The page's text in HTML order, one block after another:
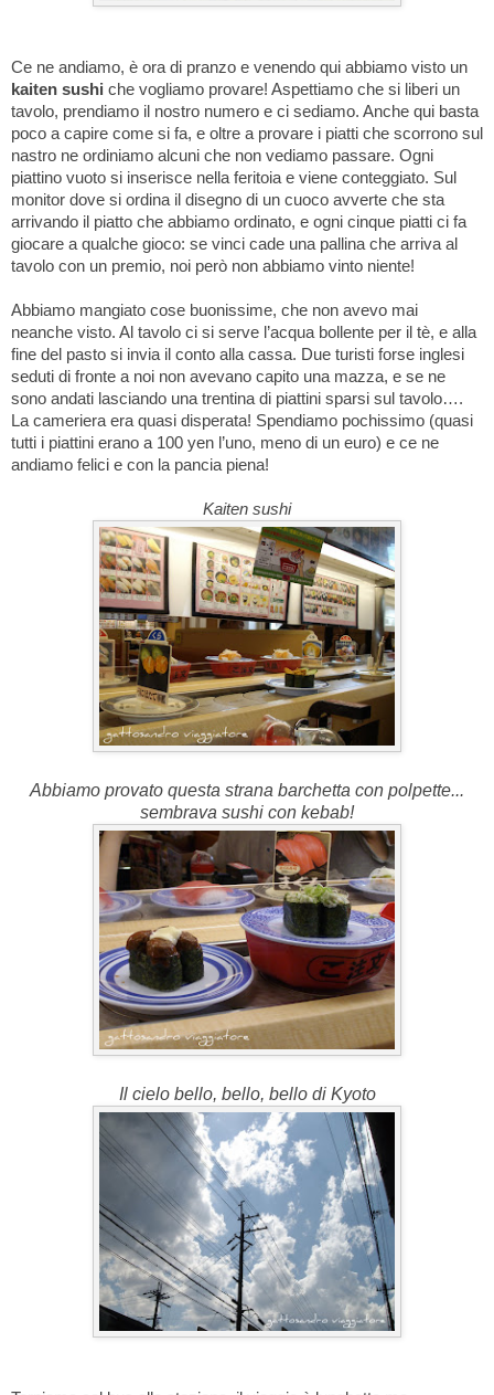
Ce ne andiamo, è ora di pranzo e venendo qui abbiamo visto un
kaiten sushi che vogliamo provare! Aspettiamo che si liberi un
tavolo, prendiamo il nostro numero e ci sediamo. Anche qui basta
poco a capire come si fa, e oltre a provare i piatti che scorrono sul
nastro ne ordiniamo alcuni che non vediamo passare. Ogni
piattino vuoto si inserisce nella feritoia e viene conteggiato. Sul
monitor dove si ordina il disegno di un cuoco avverte che sta
arrivando il piatto che abbiamo ordinato, e ogni cinque piatti ci fa
giocare a qualche gioco: se vinci cade una pallina che arriva al
tavolo con un premio, noi però non abbiamo vinto niente!
Abbiamo mangiato cose buonissime, che non avevo mai
neanche visto. Al tavolo ci si serve l’acqua bollente per il tè, e alla
fine del pasto si invia il conto alla cassa. Due turisti forse inglesi
seduti di fronte a noi non avevano capito una mazza, e se ne
sono andati lasciando una trentina di piattini sparsi sul tavolo….
La cameriera era quasi disperata! Spendiamo pochissimo (quasi
tutti i piattini erano a 100 yen l’uno, meno di un euro) e ce ne
andiamo felici e con la pancia piena!
Kaiten sushi
Abbiamo provato questa strana barchetta con polpette...
sembrava sushi con kebab!
Il cielo bello, bello, bello di Kyoto